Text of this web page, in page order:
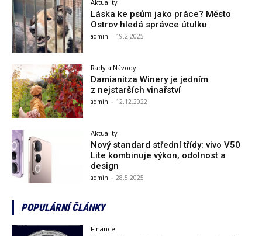
Aktuality
Láska ke psům jako práce? Město
Ostrov hledá správce útulku
admin - 19.2.2025
Rady a Návody
Damianitza Winery je jedním
z nejstarších vinařství
admin - 12.12.2022
Aktuality
Nový standard střední třídy: vivo V50
Lite kombinuje výkon, odolnost a
design
admin - 28.5.2025
POPULÁRNÍ ČLÁNKY
Finance